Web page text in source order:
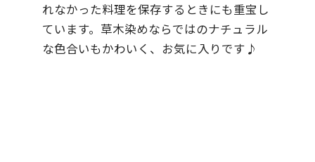
れなかった料理を保存するときにも重宝し
ています。草木染めならではのナチュラル
な色合いもかわいく、お気に入りです♪